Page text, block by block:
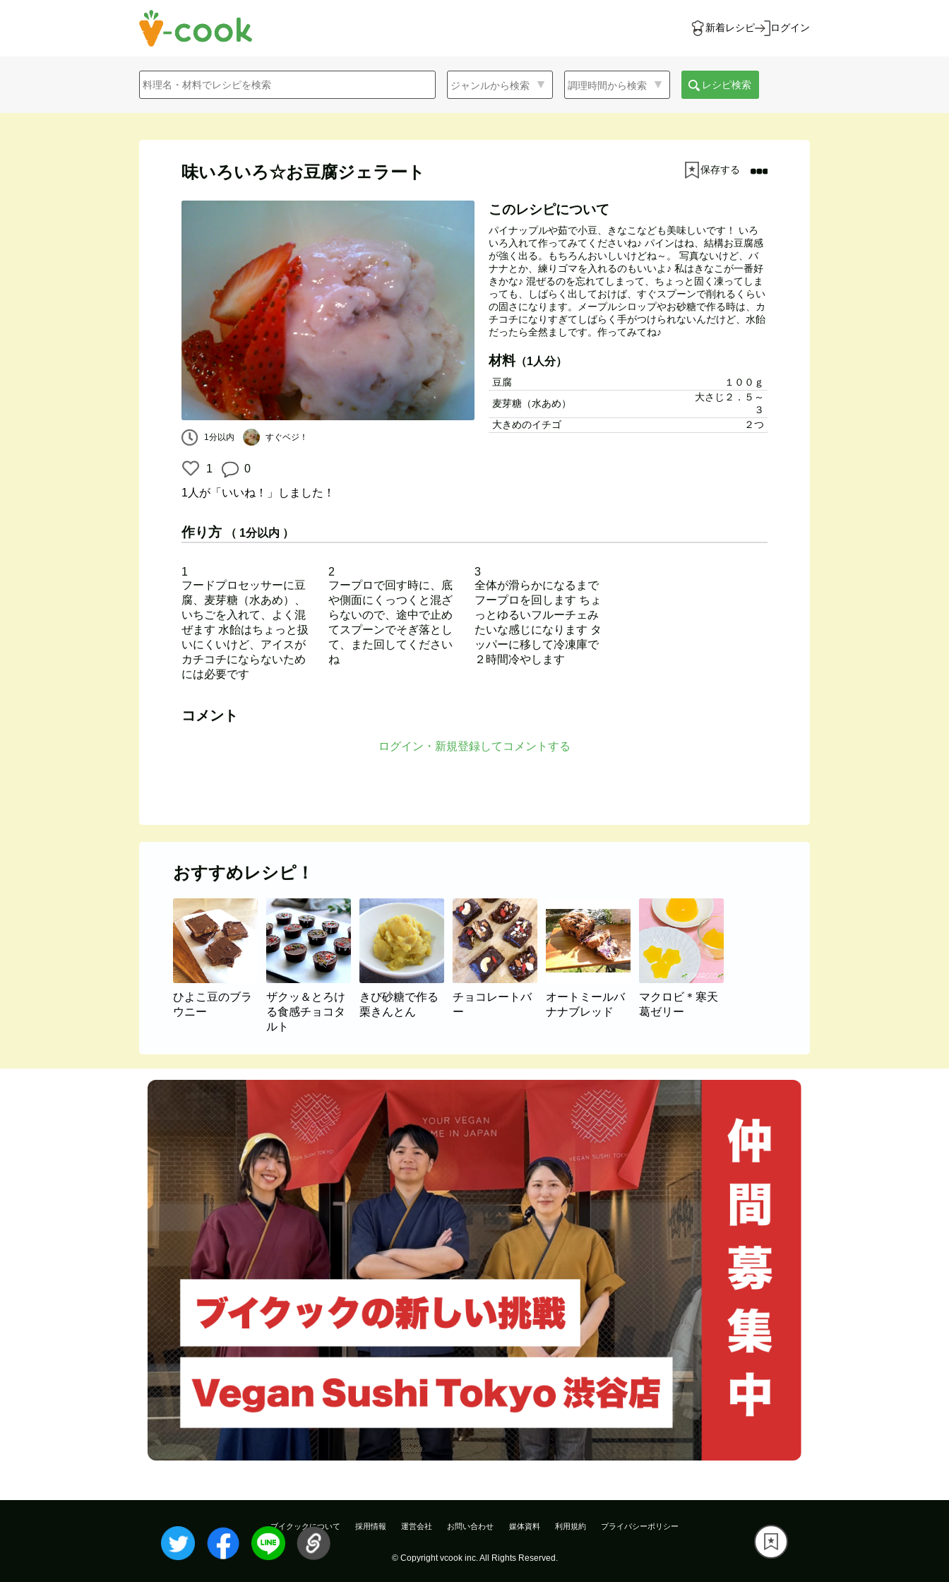
新着レシピ ログイン
レシピ検索
味いろいろ☆お豆腐ジェラート 保存する
1分以内 すぐベジ！
1 0
1人 が「いいね！」しました！
このレシピについて
パイナップルや茹で小豆、きなこなども美味しいです！ いろ
いろ入れて作ってみてくださいね♪ パインはね、結構お豆腐感
が強く出る。もちろんおいしいけどね～。 写真ないけど、バ
ナナとか、練りゴマを入れるのもいいよ♪ 私はきなこが一番好
きかな♪ 混ぜるのを忘れてしまって、ちょっと固く凍ってしま
っても、しばらく出しておけば、すぐスプーンで削れるくらい
の固さになります。メープルシロップやお砂糖で作る時は、カ
チコチになりすぎてしばらく手がつけられないんだけど、水飴
だったら全然ましです。作ってみてね♪
材料（1人分）
豆腐
１００ｇ
麦芽糖（水あめ）
大さじ２．５～
３
大きめのイチゴ
２つ
作り方 （ 1分以内 ）
1
フードプロセッサーに豆
腐、麦芽糖（水あめ）、
いちごを入れて、よく混
ぜます 水飴はちょっと扱
いにくいけど、アイスが
カチコチにならないため
には必要です
2
フープロで回す時に、底
や側面にくっつくと混ざ
らないので、途中で止め
てスプーンでそぎ落とし
て、また回してください
ね
3
全体が滑らかになるまで
フープロを回します ちょ
っとゆるいフルーチェみ
たいな感じになります タ
ッパーに移して冷凍庫で
２時間冷やします
コメント
ログイン・新規登録してコメントする
おすすめレシピ！
ひよこ豆のブラ
ウニー
ザクッ＆とろけ
る食感チョコタ
ルト
きび砂糖で作る
栗きんとん
チョコレートバ
ー
オートミールバ
ナナブレッド
マクロビ＊寒天
葛ゼリー
ブイクックについて 採用情報 運営会社 お問い合わせ 媒体資料 利用規約 プライバシーポリシー
© Copyright vcook inc. All Rights Reserved.